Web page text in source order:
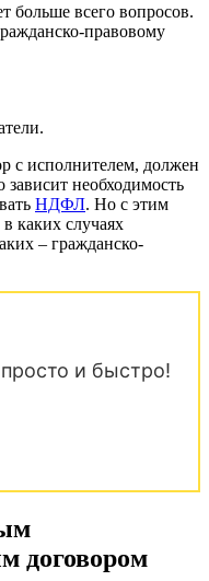
больше всего вопросов.
правовому
с исполнителем, должен
зависит необходимость
НДФЛ. Но с этим
каких случаях
– гражданско-
и быстро!
договором